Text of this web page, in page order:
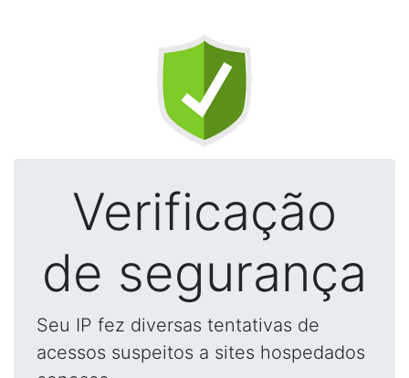
Verificação
de segurança
Seu IP fez diversas tentativas de
acessos suspeitos a sites hospedados